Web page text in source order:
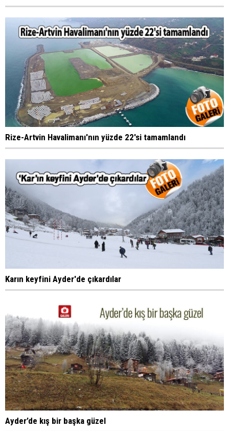
Rize-Artvin Havalimanı'nın yüzde 22'si tamamlandı
Karın keyfini Ayder'de çıkardılar
Ayder’de kış bir başka güzel